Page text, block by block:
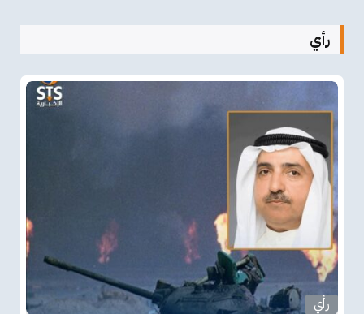
رأي
رأي